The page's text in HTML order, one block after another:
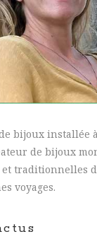
bijoux installée
de bijoux
traditionnelles
voyages.